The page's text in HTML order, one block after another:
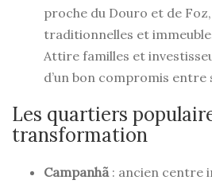
proche du Douro et de
traditionnelles et
Attire familles et
d’un bon compromis
Les quartiers
transformation
Campanhã : ancien centre